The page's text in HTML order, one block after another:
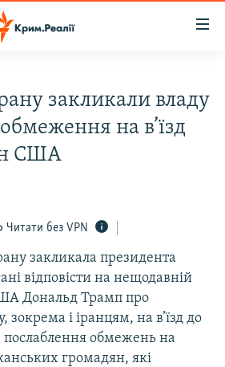
закликали владу
на в’їзд
США
Читати без VPN
закликала президента
відповісти на нещодавній
Дональд Трамп про
зокрема і іранцям, на в’їзд до
обмежень на
громадян, які